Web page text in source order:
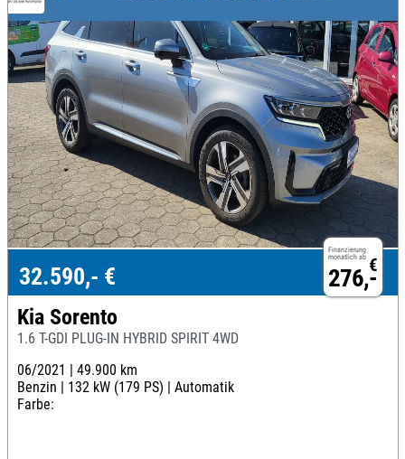
Finanzierung
monatlich ab €
276,-
32.590,- €
Kia Sorento
1.6 T-GDI PLUG-IN HYBRID SPIRIT 4WD
06/2021 | 49.900 km
Benzin | 132 kW (179 PS) | Automatik
Farbe: